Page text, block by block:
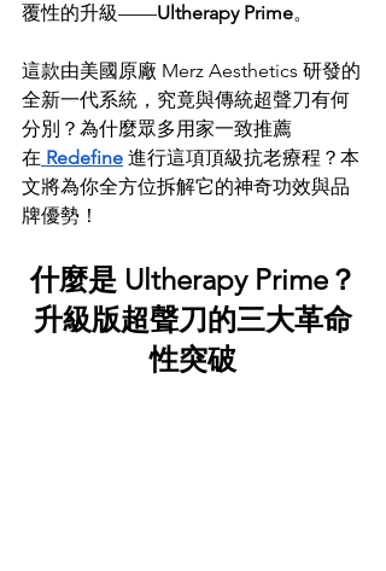
覆性的升級——Ultherapy Prime。
這款由美國原廠 Merz Aesthetics 研發的
全新一代系統，究竟與傳統超聲刀有何
分別？為什麼眾多用家一致推薦
在 Redefine 進行這項頂級抗老療程？本
文將為你全方位拆解它的神奇功效與品
牌優勢！
什麼是 Ultherapy Prime？
升級版超聲刀的三大革命
性突破